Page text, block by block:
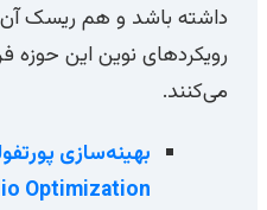
داشته باشد و هم ریسک آن
رویکردهای نوین این حوزه
می‌کنند.
Optimization):